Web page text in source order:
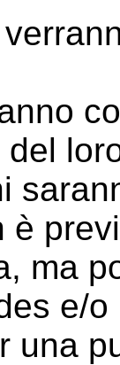
è
ma
e/
una